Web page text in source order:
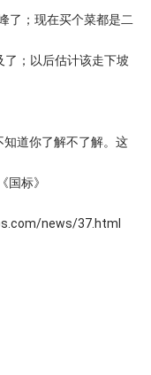
了；现在买个菜都是二
；以后估计该走下坡
道你了解不了解。这
国标》
news/37.html